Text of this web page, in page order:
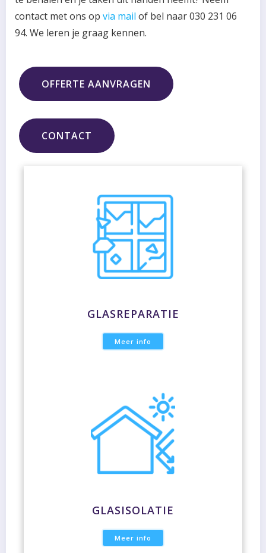
contact met ons op via mail of bel naar 030 231 06
94. We leren je graag kennen.
OFFERTE AANVRAGEN
CONTACT
GLASREPARATIE
Meer info
GLASISOLATIE
Meer info